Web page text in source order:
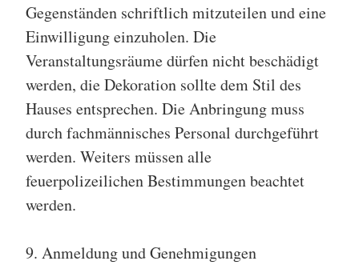
Gegenständen schriftlich mitzuteilen und eine
Einwilligung einzuholen. Die
Veranstaltungsräume dürfen nicht beschädigt
werden, die Dekoration sollte dem Stil des
Hauses entsprechen. Die Anbringung muss
durch fachmännisches Personal durchgeführt
werden. Weiters müssen alle
feuerpolizeilichen Bestimmungen beachtet
werden.
9. Anmeldung und Genehmigungen